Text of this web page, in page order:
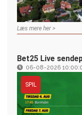
Læs mere her >
Bet25 Live
06-08-2026
SPIL